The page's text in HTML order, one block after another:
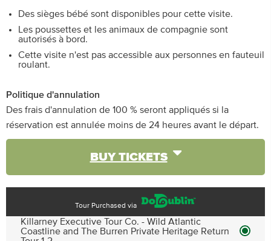
Des sièges bébé sont disponibles pour cette visite.
Les poussettes et les animaux de compagnie sont
autorisés à bord.
Cette visite n'est pas accessible aux personnes en fauteuil
roulant.
Politique d'annulation
Des frais d'annulation de 100 % seront appliqués si la
réservation est annulée moins de 24 heures avant le départ.
BUY TICKETS
Tour Purchased via
Killarney Executive Tour Co. - Wild Atlantic
Coastline and The Burren Private Heritage Return